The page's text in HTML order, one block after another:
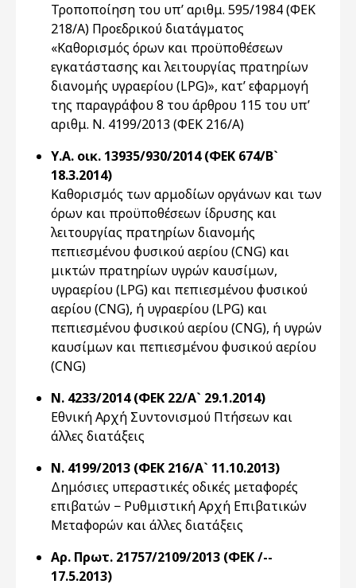
Τροποποίηση του υπ’ αριθμ. 595/1984 (ΦΕΚ
218/Α) Προεδρικού διατάγματος
«Καθορισμός όρων και προϋποθέσεων
εγκατάστασης και λειτουργίας πρατηρίων
διανομής υγραερίου (LPG)», κατ’ εφαρμογή
της παραγράφου 8 του άρθρου 115 του υπ’
αριθμ. Ν. 4199/2013 (ΦΕΚ 216/Α)
Υ.Α. οικ. 13935/930/2014 (ΦΕΚ 674/Β`
18.3.2014)
Καθορισμός των αρμοδίων οργάνων και των
όρων και προϋποθέσεων ίδρυσης και
λειτουργίας πρατηρίων διανομής
πεπιεσμένου φυσικού αερίου (CNG) και
μικτών πρατηρίων υγρών καυσίμων,
υγραερίου (LPG) και πεπιεσμένου φυσικού
αερίου (CNG), ή υγραερίου (LPG) και
πεπιεσμένου φυσικού αερίου (CNG), ή υγρών
καυσίμων και πεπιεσμένου φυσικού αερίου
(CNG)
Ν. 4233/2014 (ΦΕΚ 22/Α` 29.1.2014)
Εθνική Αρχή Συντονισμού Πτήσεων και
άλλες διατάξεις
Ν. 4199/2013 (ΦΕΚ 216/Α` 11.10.2013)
Δημόσιες υπεραστικές οδικές μεταφορές
επιβατών − Ρυθμιστική Αρχή Επιβατικών
Μεταφορών και άλλες διατάξεις
Αρ. Πρωτ. 21757/2109/2013 (ΦΕΚ /--
17.5.2013)